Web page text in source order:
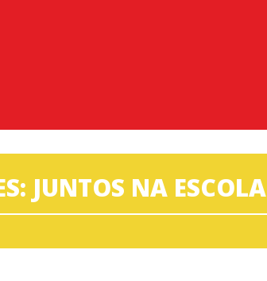
JUNTOS NA ESCOLA